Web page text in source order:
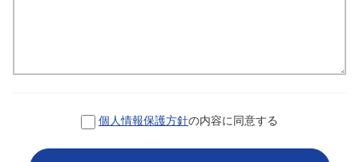
個人情報保護方針の内容に同意する